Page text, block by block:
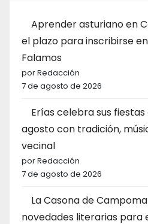
Aprender asturiano en
el plazo para inscribirse
Falamos
por Redacción
7 de agosto de 2026
Erías celebra sus
agosto con tradición,
vecinal
por Redacción
7 de agosto de 2026
La Casona de
novedades literarias para